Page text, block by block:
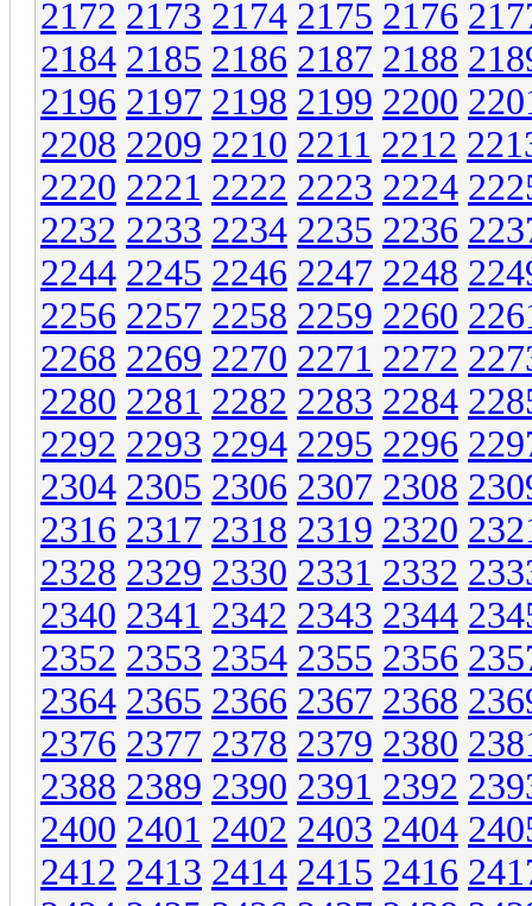
2172 2173 2174 2175 2176
2184 2185 2186 2187 2188
2196 2197 2198 2199 2200
2208 2209 2210 2211 2212
2220 2221 2222 2223 2224
2232 2233 2234 2235 2236
2244 2245 2246 2247 2248
2256 2257 2258 2259 2260
2268 2269 2270 2271 2272
2280 2281 2282 2283 2284
2292 2293 2294 2295 2296
2304 2305 2306 2307 2308
2316 2317 2318 2319 2320
2328 2329 2330 2331 2332
2340 2341 2342 2343 2344
2352 2353 2354 2355 2356
2364 2365 2366 2367 2368
2376 2377 2378 2379 2380
2388 2389 2390 2391 2392
2400 2401 2402 2403 2404
2412 2413 2414 2415 2416